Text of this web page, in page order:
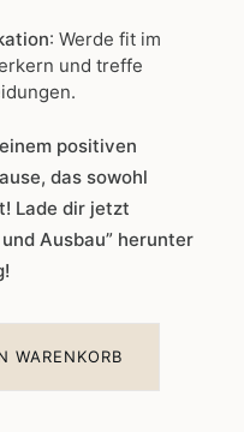
: Werde fit im
und treffe
positiven
das sowohl
Lade dir jetzt
Ausbau” herunter
WARENKORB